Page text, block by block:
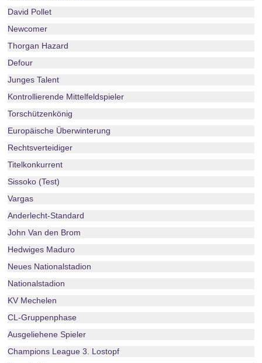
David Pollet
Newcomer
Thorgan Hazard
Defour
Junges Talent
Kontrollierende Mittelfeldspieler
Torschützenkönig
Europäische Überwinterung
Rechtsverteidiger
Titelkonkurrent
Sissoko (Test)
Vargas
Anderlecht-Standard
John Van den Brom
Hedwiges Maduro
Neues Nationalstadion
Nationalstadion
KV Mechelen
CL-Gruppenphase
Ausgeliehene Spieler
Champions League 3. Lostopf